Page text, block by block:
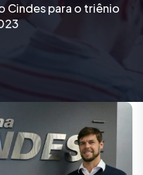
Cindes para o triênio